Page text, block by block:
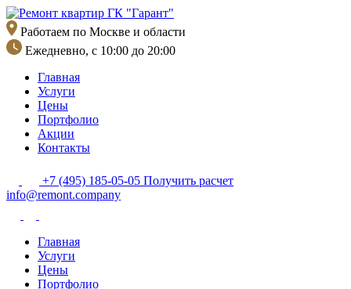
Перейти
к
содержимому
Работаем по Москве и области
Ежедневно, с 10:00 до 20:00
Главная
Услуги
Цены
Портфолио
Акции
Контакты
+7 (495) 185-05-05 Получить расчет
info@remont.company
Главная
Услуги
Цены
Портфолио